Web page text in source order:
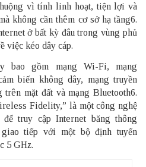
vì tính linh hoạt, tiện lợi và
không cần thêm cơ sở hạ tầng6.
ở bất kỳ đâu trong vùng phủ
việc kéo dây cáp.
bao gồm mạng Wi-Fi, mạng
biến không dây, mạng truyền
mặt đất và mạng Bluetooth6.
Fidelity,” là một công nghệ
truy cập Internet băng thông
tiếp với một bộ định tuyến
5 GHz.